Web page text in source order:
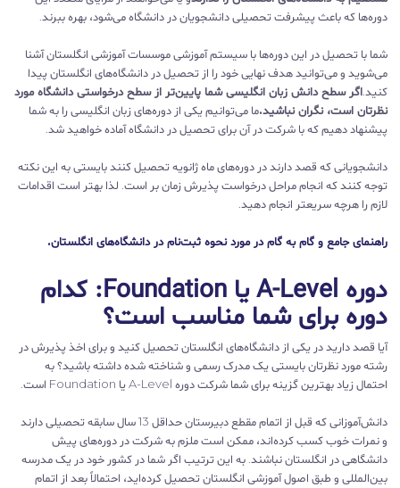
دوره‌ها که باعث پیشرفت تحصیلی دانشجویان در دانشگاه می‌شود، بهره ببرند.
شما با تحصیل در این دوره‌ها با سیستم آموزشی موسسات آموزشی انگلستان آشنا
می‌شوید و می‌توانید هدف نهایی خود را از تحصیل در دانشگاه‌های انگلستان پیدا
کنید.اگر سطح دانش زبان انگلیسی شما پایین‌تر از سطح درخواستی دانشگاه مورد
نظرتان است، نگران نباشید.ما می‌توانیم یکی از دوره‌های زبان انگلیسی را به شما
پیشنهاد دهیم که با شرکت در آن برای تحصیل در دانشگاه آماده خواهید شد.
دانشجویانی که قصد دارند در دوره‌های ماه ژانویه تحصیل کنند بایستی به این نکته
توجه کنند که انجام مراحل درخواست پذیرش زمان بر است. لذا بهتر است اقدامات
لازم را هرچه سریعتر انجام دهید.
راهنمای جامع و گام به گام در مورد نحوه ثبت‌‌نام در دانشگاه‌های انگلستان.
دوره A-Level یا Foundation: کدام
دوره برای شما مناسب است؟
آیا قصد دارید در یکی از دانشگاه‌های انگلستان تحصیل کنید و برای اخذ پذیرش در
رشته مورد نظرتان بایستی یک مدرک رسمی و شناخته شده داشته باشید؟ به
احتمال زیاد بهترین گزینه برای شما شرکت دوره A-Level یا Foundation است.
دانش‌آموزانی که قبل از اتمام مقطع دبیرستان حداقل 13 سال سابقه تحصیلی دارند
و نمرات خوب کسب کرده‌اند، ممکن است ملزم به شرکت در دوره‌های پیش
دانشگاهی در انگلستان نباشند. به این ترتیب اگر شما در کشور خود در یک مدرسه
بین‌المللی و طبق اصول آموزشی انگلستان تحصیل کرده‌اید، احتمالاً بعد از اتمام